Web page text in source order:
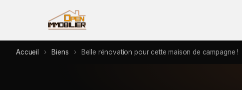
Accueil › Biens › Belle rénovation pour cette maison de campagne !